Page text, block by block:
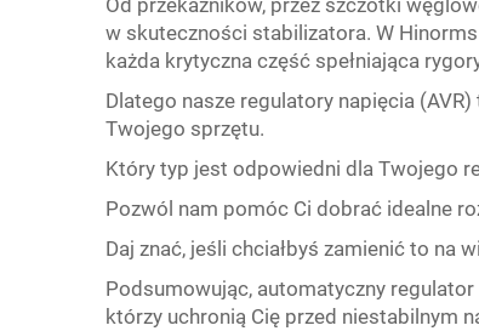
Od przekaźników, przez szczotki
w skuteczności stabilizatora. W
każda krytyczna część spełniająca
Dlatego nasze regulatory napięcia
Twojego sprzętu.
Który typ jest odpowiedni dla Twojego
Pozwól nam pomóc Ci dobrać idealne
Daj znać, jeśli chciałbyś zamienić to na
Podsumowując, automatyczny
którzy uchronią Cię przed niestabilnym